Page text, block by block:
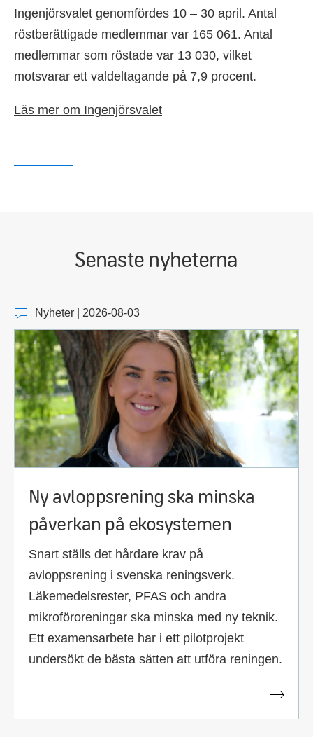
Ingenjörsvalet genomfördes 10 – 30 april. Antal
röstberättigade medlemmar var 165 061. Antal
medlemmar som röstade var 13 030, vilket
motsvarar ett valdeltagande på 7,9 procent.
Läs mer om Ingenjörsvalet
Senaste nyheterna
Nyheter | 2026-08-03
Ny avloppsrening ska minska
påverkan på ekosystemen
Snart ställs det hårdare krav på
avloppsrening i svenska reningsverk.
Läkemedelsrester, PFAS och andra
mikroföroreningar ska minska med ny teknik.
Ett examensarbete har i ett pilotprojekt
undersökt de bästa sätten att utföra reningen.